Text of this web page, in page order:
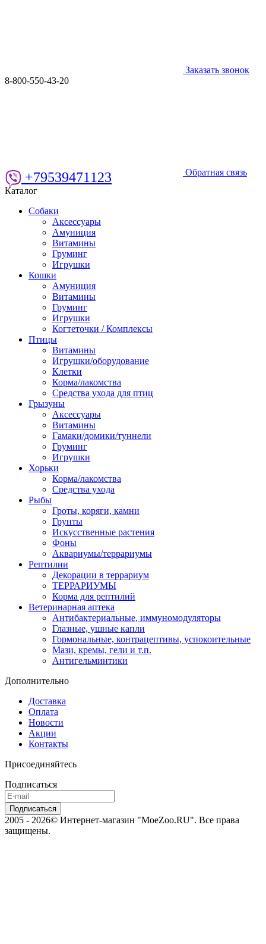
Заказать звонок
8-800-550-43-20
Обратная связь
+79539471123
Каталог
Собаки
Аксессуары
Амуниция
Витамины
Груминг
Игрушки
Кошки
Амуниция
Витамины
Груминг
Игрушки
Когтеточки / Комплексы
Птицы
Витамины
Игрушки/оборудование
Клетки
Корма/лакомства
Средства ухода для птиц
Грызуны
Аксессуары
Витамины
Гамаки/домики/туннели
Груминг
Игрушки
Хорьки
Корма/лакомства
Средства ухода
Рыбы
Гроты, коряги, камни
Грунты
Искусственные растения
Фоны
Аквариумы/террариумы
Рептилии
Декорации в террариум
ТЕРРАРИУМЫ
Корма для рептилий
Ветеринарная аптека
Антибактериальные, иммуномодуляторы
Глазные, ушные капли
Гормональные, контрацептивы, успокоительные
Мази, кремы, гели и т.п.
Антигельминтики
Дополнительно
Доставка
Оплата
Новости
Акции
Контакты
Присоединяйтесь
Подписаться
2005 - 2026© Интернет-магазин "MoeZoo.RU". Все права
защищены.